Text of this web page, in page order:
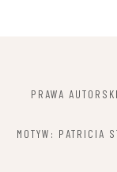
PRAWA
MOTYW: PATRICIA